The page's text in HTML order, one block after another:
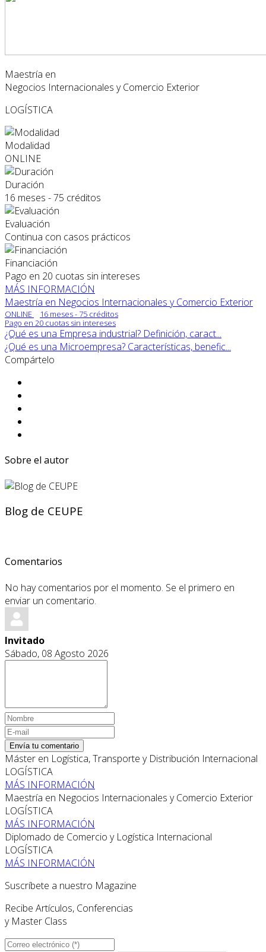
Maestría en
Negocios Internacionales y Comercio Exterior
LOGÍSTICA
Modalidad
ONLINE
Duración
16 meses - 75 créditos
Evaluación
Continua con casos prácticos
Financiación
Pago en 20 cuotas sin intereses
MÁS INFORMACIÓN
Maestría en Negocios Internacionales y Comercio Exterior
ONLINE
16 meses - 75 créditos
Pago en 20 cuotas sin intereses
¿Qué es una Empresa industrial? Definición, caract...
¿Qué es una Microempresa? Características, benefic...
Compártelo
Sobre el autor
Blog de CEUPE
Comentarios
No hay comentarios por el momento. Se el primero en
enviar un comentario.
Invitado
Sábado, 08 Agosto 2026
Envía tu comentario
Máster en Logística, Transporte y Distribución Internacional
LOGÍSTICA
MÁS INFORMACIÓN
Maestría en Negocios Internacionales y Comercio Exterior
LOGÍSTICA
MÁS INFORMACIÓN
Diplomado de Comercio y Logística Internacional
LOGÍSTICA
MÁS INFORMACIÓN
Suscríbete a nuestro Magazine
Recibe Artículos, Conferencias
y Master Class